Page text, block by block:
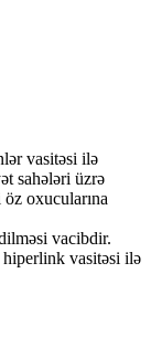
vasitəsi ilə
sahələri üzrə
oxucularına
vacibdir.
vasitəsi ilə